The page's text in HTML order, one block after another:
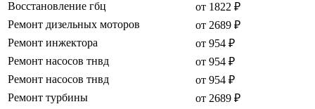
Восстановление гбц
от 1822 ₽
Ремонт дизельных моторов
от 2689 ₽
Ремонт инжектора
от 954 ₽
Ремонт насосов тнвд
от 954 ₽
Ремонт насосов тнвд
от 954 ₽
Ремонт турбины
от 2689 ₽